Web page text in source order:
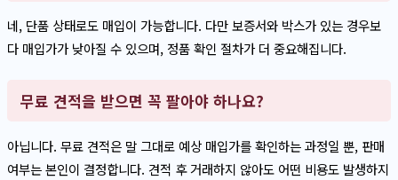
네, 단품 상태로도 매입이 가능합니다. 다만 보증서와 박스가 있는 경우보
다 매입가가 낮아질 수 있으며, 정품 확인 절차가 더 중요해집니다.
무료 견적을 받으면 꼭 팔아야 하나요?
아닙니다. 무료 견적은 말 그대로 예상 매입가를 확인하는 과정일 뿐, 판매
여부는 본인이 결정합니다. 견적 후 거래하지 않아도 어떤 비용도 발생하지